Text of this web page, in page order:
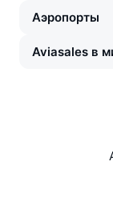
Аэропорты
Aviasales в